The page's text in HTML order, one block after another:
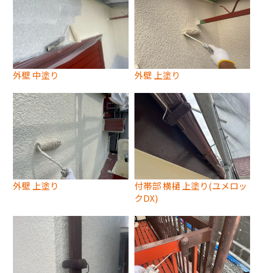
外壁 中塗り 外壁 上塗り
外壁 上塗り
付帯部 横樋 上塗り(ユメロッ
クDX)